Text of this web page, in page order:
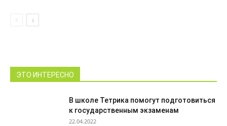
ЭТО ИНТЕРЕСНО
В школе Тетрика помогут подготовиться
к государственным экзаменам
22.04.2022